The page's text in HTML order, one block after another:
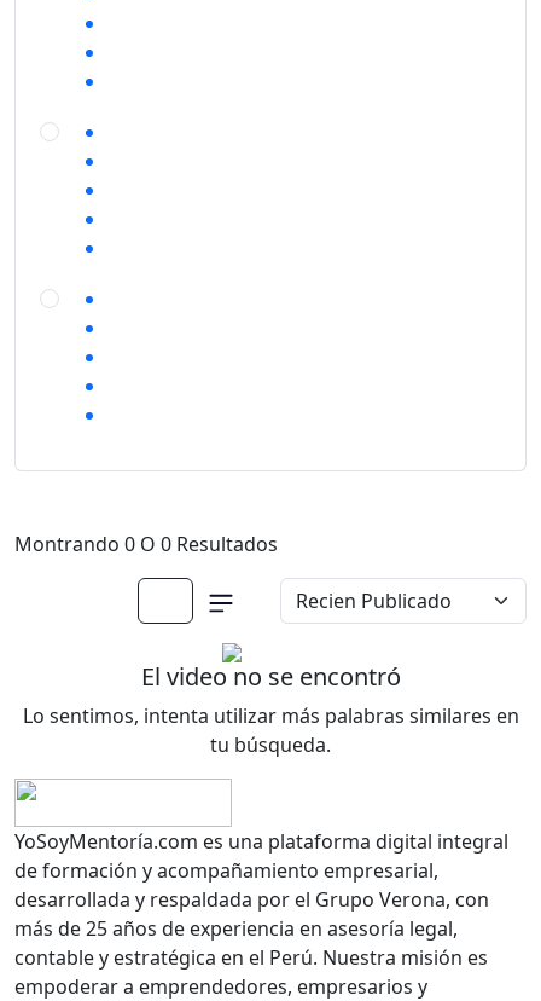
Montrando 0 O 0 Resultados
El video no se encontró
Lo sentimos, intenta utilizar más palabras similares en
tu búsqueda.
YoSoyMentoría.com es una plataforma digital integral
de formación y acompañamiento empresarial,
desarrollada y respaldada por el Grupo Verona, con
más de 25 años de experiencia en asesoría legal,
contable y estratégica en el Perú. Nuestra misión es
empoderar a emprendedores, empresarios y